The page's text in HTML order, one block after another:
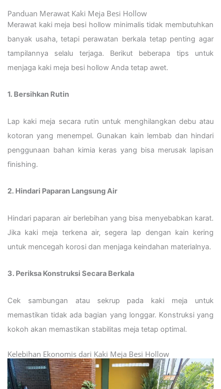
Panduan Merawat Kaki Meja Besi Hollow
Merawat kaki meja besi hollow minimalis tidak membutuhkan
banyak usaha, tetapi perawatan berkala tetap penting agar
tampilannya selalu terjaga. Berikut beberapa tips untuk
menjaga kaki meja besi hollow Anda tetap awet.
1. Bersihkan Rutin
Lap kaki meja secara rutin untuk menghilangkan debu atau
kotoran yang menempel. Gunakan kain lembab dan hindari
penggunaan bahan kimia keras yang bisa merusak lapisan
finishing.
2. Hindari Paparan Langsung Air
Hindari paparan air berlebihan yang bisa menyebabkan karat.
Jika kaki meja terkena air, segera lap dengan kain kering
untuk mencegah korosi dan menjaga keindahan materialnya.
3. Periksa Konstruksi Secara Berkala
Cek sambungan atau sekrup pada kaki meja untuk
memastikan tidak ada bagian yang longgar. Konstruksi yang
kokoh akan memastikan stabilitas meja tetap optimal.
Kelebihan Ekonomis dari Kaki Meja Besi Hollow